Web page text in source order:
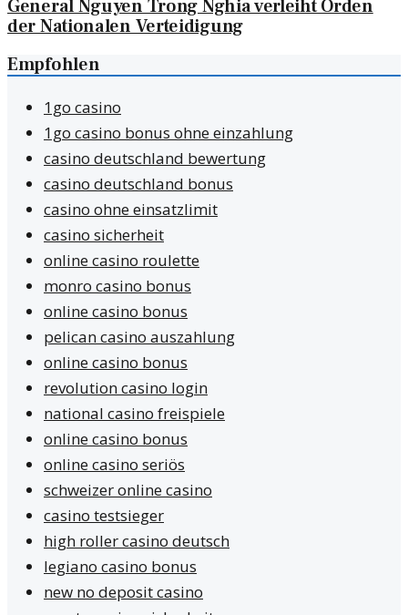
General Nguyen Trong Nghia verleiht Orden
der Nationalen Verteidigung
Empfohlen
1go casino
1go casino bonus ohne einzahlung
casino deutschland bewertung
casino deutschland bonus
casino ohne einsatzlimit
casino sicherheit
online casino roulette
monro casino bonus
online casino bonus
pelican casino auszahlung
online casino bonus
revolution casino login
national casino freispiele
online casino bonus
online casino seriös
schweizer online casino
casino testsieger
high roller casino deutsch
legiano casino bonus
new no deposit casino